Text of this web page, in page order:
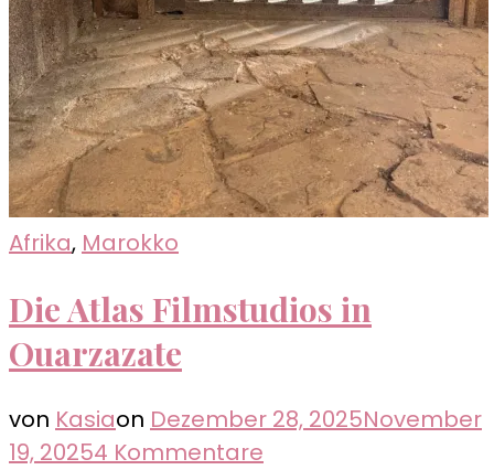
Afrika, Marokko
Die Atlas Filmstudios in
Ouarzazate
von Kasiaon Dezember 28, 2025November
19, 20254 Kommentare